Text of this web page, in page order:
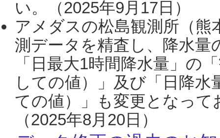
い。（2025年9月17日）
アメダスの松島観測所（熊
測データを精査し、降水
「日最大1時間降水量」の
しての値）」及び「日降
ての値）」も変更となっ
（2025年8月20日）